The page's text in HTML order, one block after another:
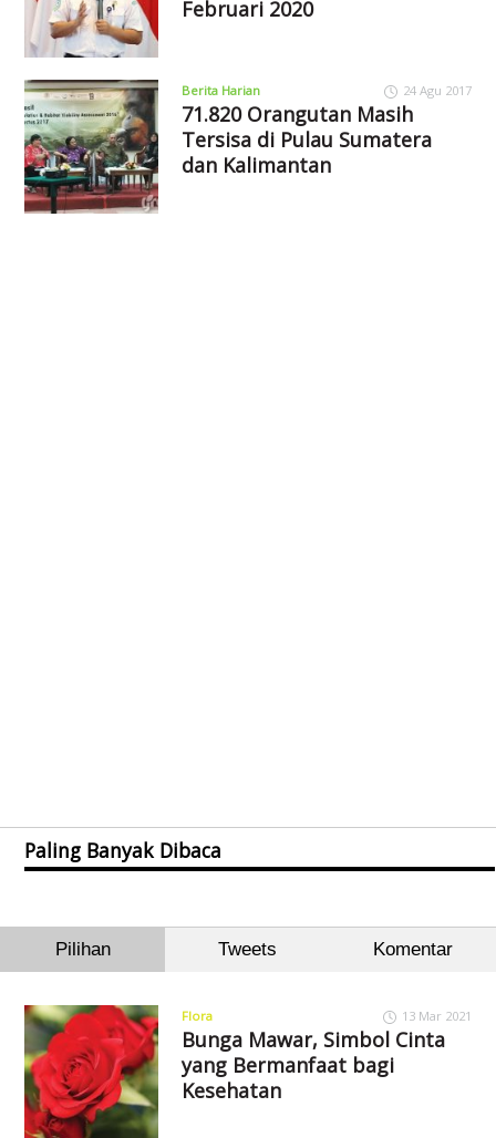
Februari 2020
Berita Harian 24 Agu 2017
71.820 Orangutan Masih
Tersisa di Pulau Sumatera
dan Kalimantan
Paling Banyak Dibaca
Pilihan Tweets Komentar
Flora 13 Mar 2021
Bunga Mawar, Simbol Cinta
yang Bermanfaat bagi
Kesehatan